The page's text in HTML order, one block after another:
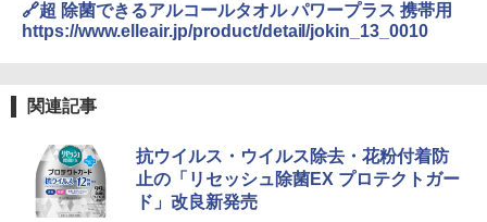
🔗超 除菌できるアルコールタオル パワープラス 携帯用
https://www.elleair.jp/product/detail/jokin_13_0010
関連記事
抗ウイルス・ウイルス除去・花粉付着防
止の「リセッシュ除菌EX プロテクトガー
ド」改良新発売